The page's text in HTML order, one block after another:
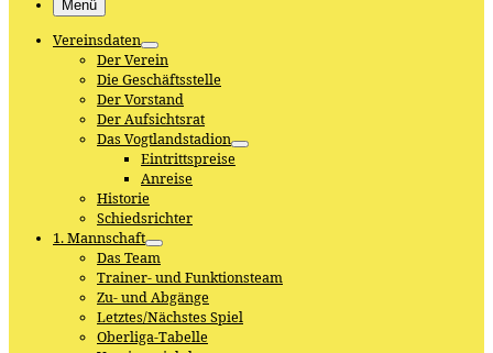
Menü
Vereinsdaten
Der Verein
Die Geschäftsstelle
Der Vorstand
Der Aufsichtsrat
Das Vogtlandstadion
Eintrittspreise
Anreise
Historie
Schiedsrichter
1. Mannschaft
Das Team
Trainer- und Funktionsteam
Zu- und Abgänge
Letztes/Nächstes Spiel
Oberliga-Tabelle